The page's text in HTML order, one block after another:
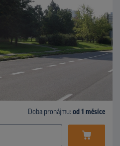
Doba pronájmu: od 1 měsíce